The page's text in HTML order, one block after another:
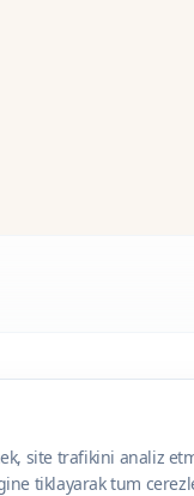
site trafikini analiz
tiklayarak tum